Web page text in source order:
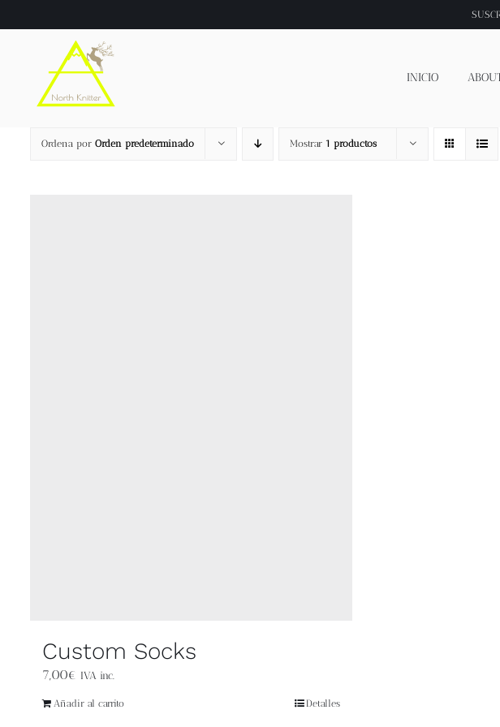
al
INICIO
Ordena por Orden predeterminado Mostrar 1 productos
Custom Socks
7,00€ IVA inc.
Añadir al carrito Detalles